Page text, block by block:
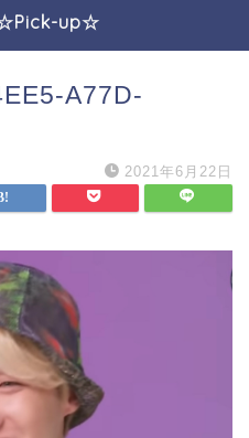
up☆
A77D-
2021年6月22日